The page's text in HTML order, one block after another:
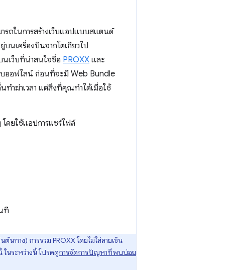
รถในการสร้างเว็บแอปแบบสแตนด์
นเครื่องบินจากโตเกียวไป
เว็บที่น่าสนใจชื่อ PROXX และ
บออฟไลน์ ก่อนที่จะมี Web Bundle
ำฆ่าเวลา แต่สิ่งที่คุณทําได้เมื่อใช้
ดยใช้แอปการแชร์ไฟล์
ที
ทาง) การรวม PROXX โดยไม่ใส่ลายเซ็น
ในระหว่างนี้ โปรดดูการจัดการปัญหาที่พบบ่อย